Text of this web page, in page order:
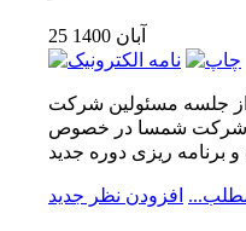
25 آبان 1400
جلسه مسئولین شرکت
با شرکت شمسا در خصوص
افزودن نظر جدید